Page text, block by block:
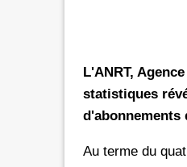
L'ANRT,
statistiques
d'abonnements
Au terme du